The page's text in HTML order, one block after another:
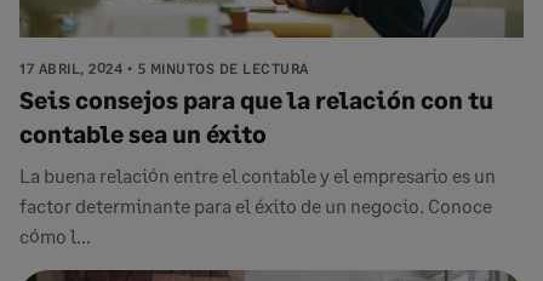
17 ABRIL, 2024 5 MINUTOS DE LECTURA
Seis consejos para que la relación con tu
contable sea un éxito
La buena relación entre el contable y el empresario es un
factor determinante para el éxito de un negocio. Conoce
cómo l...